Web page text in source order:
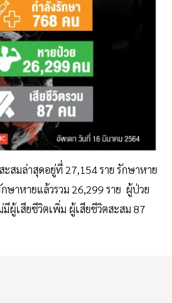
สมล่าสุดอยู่ที่ 27,154 ราย รักษาหาย
ษาหายแล้วรวม 26,299 ราย ผู้ป่วย
มีผู้เสียชีวิตเพิ่ม ผู้เสียชีวิตสะสม 87